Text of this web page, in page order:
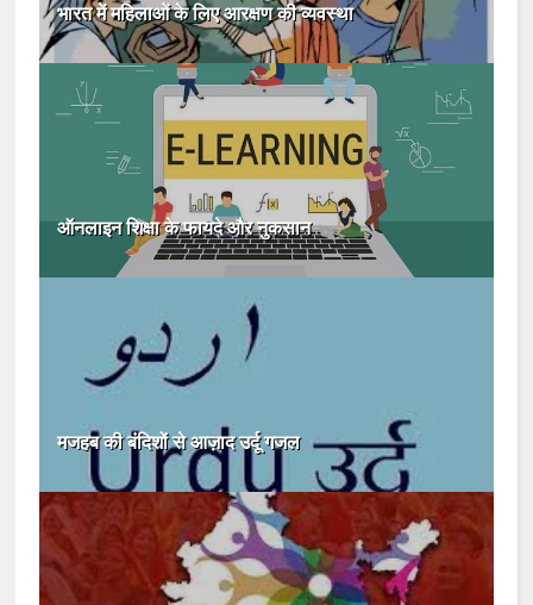
भारत में महिलाओं के लिए आरक्षण की व्यवस्था
ऑनलाइन शिक्षा के फायदे और नुकसान
मजहब की बंदिशों से आज़ाद उर्दू गजल